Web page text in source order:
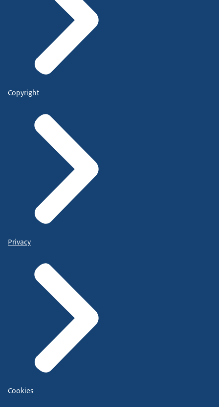
Copyright
Privacy
Cookies